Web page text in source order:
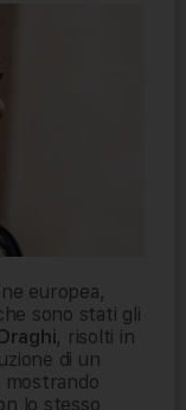
europea,
sono stati gli
, risolti in
di un
mostrando
lo stesso